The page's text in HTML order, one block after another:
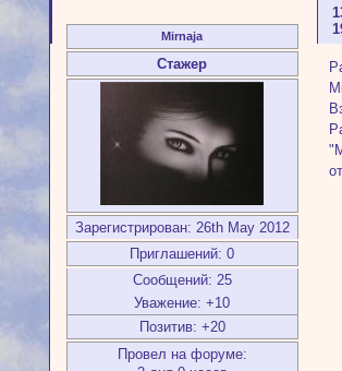
Mirnaja
Стажер
Зарегистрирован: 26th May 2012
Приглашений: 0
Сообщений: 25
Уважение: +10
Позитив: +20
Провел на форуме: